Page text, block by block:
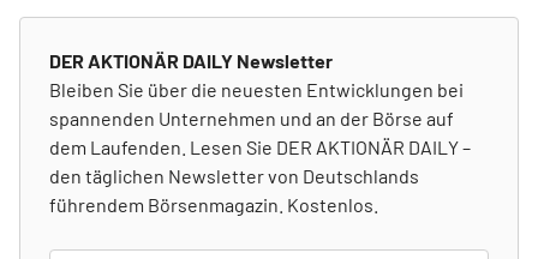
DER AKTIONÄR DAILY Newsletter
Bleiben Sie über die neuesten Entwicklungen bei
spannenden Unternehmen und an der Börse auf
dem Laufenden. Lesen Sie DER AKTIONÄR DAILY –
den täglichen Newsletter von Deutschlands
führendem Börsenmagazin. Kostenlos.